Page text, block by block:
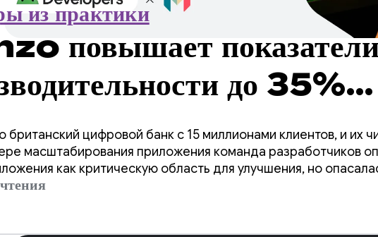
из практики
повышает
до 35%
простому
британский цифровой банк с 15 миллионами клиентов, и их
масштабирования приложения команда разработчиков
как критическую область для улучшения, но
изменений в коде.